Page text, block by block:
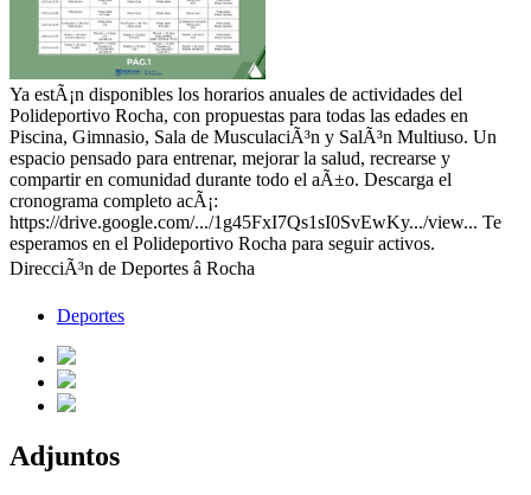
Ya estÃ¡n disponibles los horarios anuales de actividades del
Polideportivo Rocha, con propuestas para todas las edades en
Piscina, Gimnasio, Sala de MusculaciÃ³n y SalÃ³n Multiuso. Un
espacio pensado para entrenar, mejorar la salud, recrearse y
compartir en comunidad durante todo el aÃ±o. Descarga el
cronograma completo acÃ¡:
https://drive.google.com/.../1g45FxI7Qs1sI0SvEwKy.../view... Te
esperamos en el Polideportivo Rocha para seguir activos.
DirecciÃ³n de Deportes â Rocha
Deportes
Adjuntos